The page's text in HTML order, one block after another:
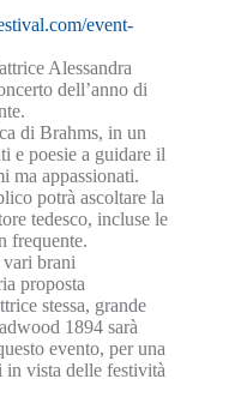
event-
Alessandra
dell’anno di
di Brahms, in un
e poesie a guidare il
ma appassionati.
potrà ascoltare la
tedesco, incluse le
frequente.
brani
proposta
stessa, grande
1894 sarà
evento, per una
in vista delle festività